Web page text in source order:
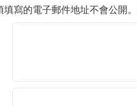
寫的電子郵件地址不會公開。